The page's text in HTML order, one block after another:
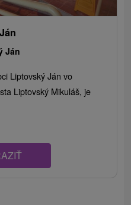
Ján
Liptovský Ján vo
Liptovský Mikuláš, je